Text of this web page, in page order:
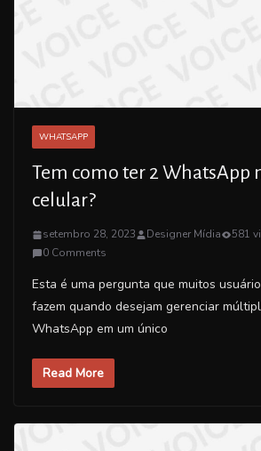
WHATSAPP
Tem como ter 2 WhatsApp
celular?
setembro 28, 2023 Designer Mídia
581
0 Comments
Esta é uma pergunta que muitos
fazem quando desejam gerenciar
WhatsApp em um único
Read More